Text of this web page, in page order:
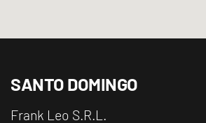
SANTO DOMINGO
Frank Leo S.R.L.